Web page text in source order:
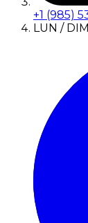
+1 (985)
LUN / DIM